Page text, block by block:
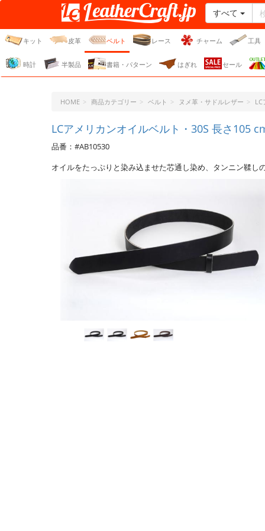
レザークラフト・ドット・
ジェーピー
すべて
キット 皮革 ベルト レース チャーム 工具
時計 半製品 書籍・パターン はぎれ セール
HOME 商品カテゴリー ベルト ヌメ革・サドルレザー
LCアメリカンオイルベルト・30S 長さ105
品番：#AB10530
オイルをたっぷりと染み込ませた芯通し染め、タンニン鞣し